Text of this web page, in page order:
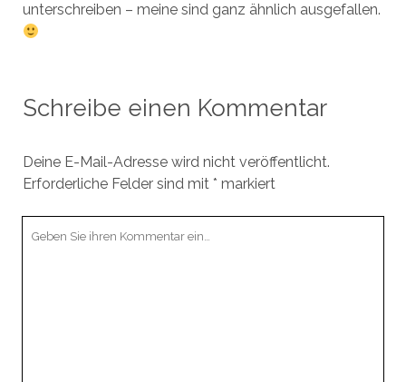
unterschreiben – meine sind ganz ähnlich ausgefallen.
Schreibe einen Kommentar
Deine E-Mail-Adresse wird nicht veröffentlicht.
Erforderliche Felder sind mit * markiert